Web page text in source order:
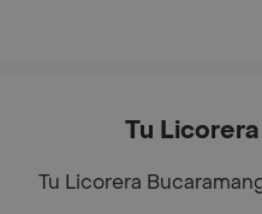
Tu
Tu Licorera